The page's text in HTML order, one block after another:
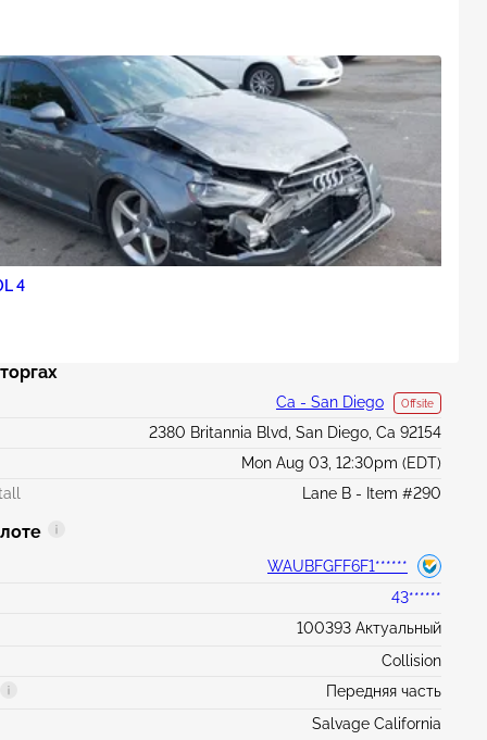
4
Ca - San Diego Offsite
2380 Britannia Blvd, San Diego, Ca 92154
Mon Aug 03, 12:30pm (EDT)
Lane B - Item #290
WAUBFGFF6F1******
43******
100393 Актуальный
Collision
Передняя часть
Salvage California